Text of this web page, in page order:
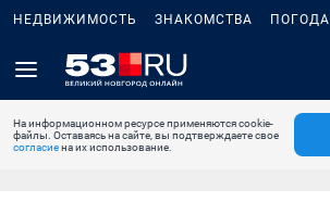
НЕДВИЖИМОСТЬ ЗНАКОМСТВА ПОГОДА
На информационном ресурсе применяются cookie-
файлы. Оставаясь на сайте, вы подтверждаете свое
согласиена их использование.